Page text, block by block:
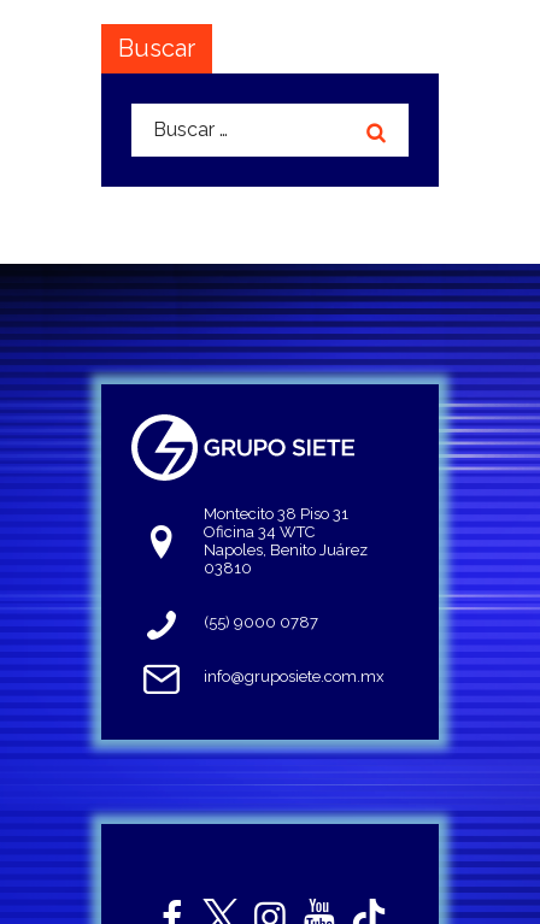
Buscar
Buscar:
Montecito 38 Piso 31
Oficina 34 WTC
Napoles, Benito Juárez
03810
(55) 9000 0787
info@gruposiete.com.mx